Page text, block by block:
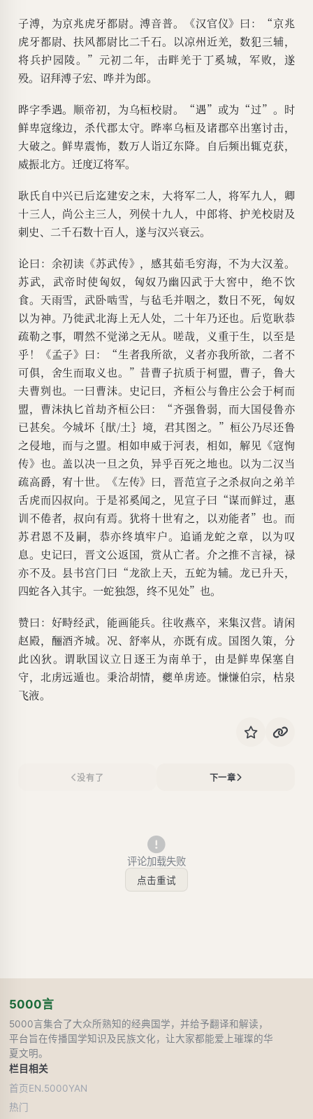
子溥，为京兆虎牙都尉。溥音普。《汉官仪》曰：“京兆
虎牙都尉、扶风都尉比二千石。以凉州近羌，数犯三辅，
将兵护园陵。”元初二年，击畔羌于丁奚城，军败，遂
殁。诏拜溥子宏、哗并为郎。
晔字季遇。顺帝初，为乌桓校尉。“遇”或为“过”。时
鲜卑寇缘边，杀代郡太守。晔率乌桓及诸郡卒出塞讨击，
大破之。鲜卑震怖，数万人诣辽东降。自后频出辄克获，
威振北方。迁度辽将军。
耿氏自中兴已后迄建安之末，大将军二人，将军九人，卿
十三人，尚公主三人，列侯十九人，中郎将、护羌校尉及
刺史、二千石数十百人，遂与汉兴衰云。
论曰：余初读《苏武传》，感其茹毛穷海，不为大汉羞。
苏武，武帝时使匈奴，匈奴乃幽囚武于大窖中，绝不饮
食。天雨雪，武卧啮雪，与毡毛并咽之，数日不死，匈奴
以为神。乃徙武北海上无人处，二十年乃还也。后览耿恭
疏勒之事，喟然不觉涕之无从。嗟哉，义重于生，以至是
乎！《孟子》曰：“生者我所欲，义者亦我所欲，二者不
可俱，舍生而取义也。”昔曹子抗质于柯盟，曹子，鲁大
夫曹刿也。一曰曹沬。史记曰，齐桓公与鲁庄公会于柯而
盟，曹沬执匕首劫齐桓公曰：“齐强鲁弱，而大国侵鲁亦
已甚矣。今城坏｛猒/土｝境，君其图之。”桓公乃尽还鲁
之侵地，而与之盟。相如申威于河表，相如，解见《寇恂
传》也。盖以决一旦之负，异乎百死之地也。以为二汉当
疏高爵，宥十世。《左传》曰，晋范宣子之杀叔向之弟羊
舌虎而囚叔向。于是祁奚闻之，见宣子曰“谋而鲜过，惠
训不倦者，叔向有焉。犹将十世宥之，以劝能者”也。而
苏君恩不及嗣，恭亦终填牢户。追诵龙蛇之章，以为叹
息。史记曰，晋文公返国，赏从亡者。介之推不言禄，禄
亦不及。县书宫门曰“龙欲上天，五蛇为辅。龙已升天，
四蛇各入其宇。一蛇独怨，终不见处”也。
赞曰：好畤经武，能画能兵。往收燕卒，来集汉营。请闲
赵殿，酾酒齐城。况、舒率从，亦既有成。国图久策，分
此凶狄。谓耿国议立日逐王为南单于，由是鲜卑保塞自
守，北虏远遁也。秉洽胡情，夔单虏迹。慊慊伯宗，枯泉
飞液。
没有了 下一章
评论加载失败
点击重试
5000言
5000言集合了大众所熟知的经典国学，并给予翻译和解读，
平台旨在传播国学知识及民族文化，让大家都能爱上璀璨的华
夏文明。
栏目
首页
热门
相关
EN.5000YAN